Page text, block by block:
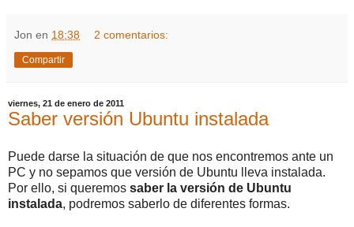
Jon en 18:38 2 comentarios:
Compartir
viernes, 21 de enero de 2011
Saber versión Ubuntu instalada
Puede darse la situación de que nos encontremos ante un
PC y no sepamos que versión de Ubuntu lleva instalada.
Por ello, si queremos saber la versión de Ubuntu
instalada, podremos saberlo de diferentes formas.